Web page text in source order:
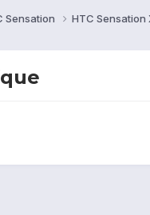
Sensation HTC Sensation